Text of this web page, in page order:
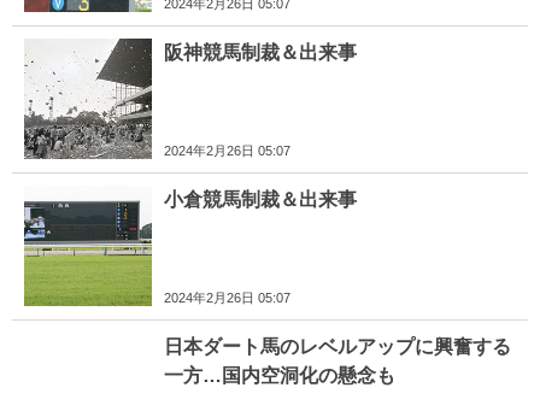
2024年2月26日 05:07
阪神競馬制裁＆出来事
2024年2月26日 05:07
小倉競馬制裁＆出来事
2024年2月26日 05:07
日本ダート馬のレベルアップに興奮する
一方…国内空洞化の懸念も